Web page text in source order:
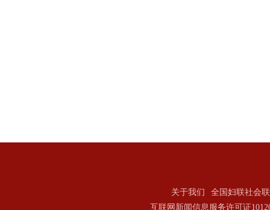
关于我们
全国妇联社会
互联网新闻信息服务许可证